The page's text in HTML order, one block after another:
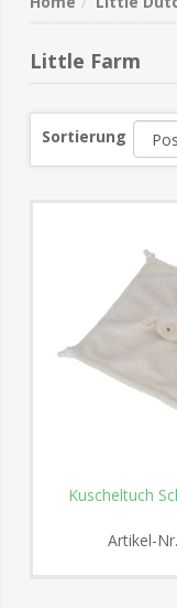
Little Farm
Sortierung
Kuscheltuch
Artikel-Nr.